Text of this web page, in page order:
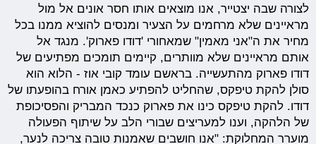
לצורה שבה יצטייר, אנו מוצאים אותו חסר אונים אל מול
מראיינים שלא מרחמים על הצעיר ומנסים להוציא ממנו בכל
מחיר את ה"אני מאמין" שמאחורי 'דודו פארוק'. מנגד אל
אותם מראיינים שלא מוותרים, קיימים תומכים מפתיעים של
דודו פארוק מהתעשייה. בראשם עומד קובי אוז - הלוא הוא
סולן להקת טיפקס, שהחליט להפתיע כאמן אורח בהופעתו של
דודו. להקת טיפקס כינו את פארוק כנכד המבריק והפסיכופת
של הלהקה, וענו למעריצים שבורי הלב על שיתוף הפעולה
מוערר המחלוקת: "אנו חושבים שאמנות טובה צריכה לנער,